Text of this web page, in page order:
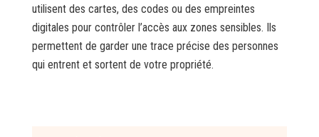
utilisent des cartes, des codes ou des empreintes
digitales pour contrôler l’accès aux zones sensibles. Ils
permettent de garder une trace précise des personnes
qui entrent et sortent de votre propriété.